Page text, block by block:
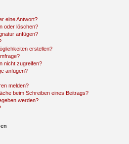
eine Antwort?
oder löschen?
anfügen?
erstellen?
nicht zugreifen?
anfügen?
melden?
beim Schreiben eines Beitrags?
werden?